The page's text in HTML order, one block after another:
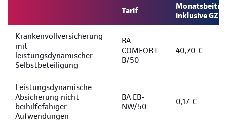
Tarif
inklusive GZ
Krankenvollversicherung
mit
leistungsdynamischer
Selbstbeteiligung
BA
COMFORT-
B/50
40,70 €
Leistungsdynamische
Absicherung nicht
beihilfefähiger
Aufwendungen
BA EB-
NW/50
0,17 €